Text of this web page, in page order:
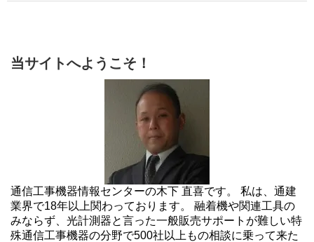
当サイトへようこそ！
通信工事機器情報センターの木下 直喜です。 私は、通建
業界で18年以上関わっております。 融着機や関連工具の
みならず、光計測器と言った一般販売サポートが難しい特
殊通信工事機器の分野で500社以上もの相談に乗って来た